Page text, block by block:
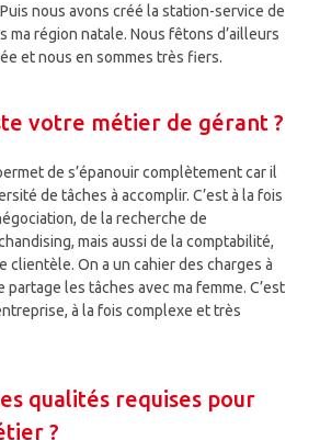
nous avons créé la station-service de
ma région natale. Nous fêtons d’ailleurs
et nous en sommes très fiers.
votre métier de gérant ?
de s’épanouir complètement car il
de tâches à accomplir. C’est à la fois
de la recherche de
mais aussi de la comptabilité,
clientèle. On a un cahier des charges à
partage les tâches avec ma femme. C’est
à la fois complexe et très
qualités requises pour
?